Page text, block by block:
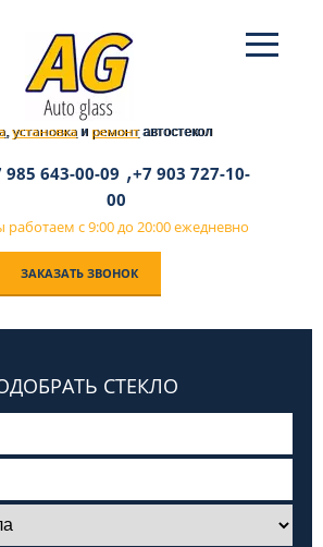
,установкаи ремонтавтостекол
985 643-00-09 ,+7 903 727-10-
00
работаем с 9:00 до 20:00 ежедневно
ЗАКАЗАТЬ ЗВОНОК
СТЕКЛО